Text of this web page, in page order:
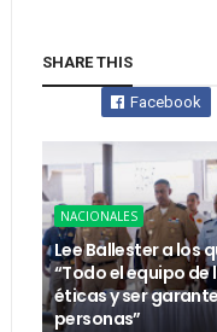
SHARE THIS
Facebook
NACIONALES
Lee Ballester a los
“Todo el equipo
éticas y ser
personas”